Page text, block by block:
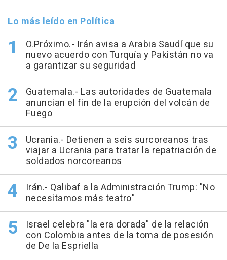
Lo más leído en Política
O.Próximo.- Irán avisa a Arabia Saudí que su
nuevo acuerdo con Turquía y Pakistán no va
a garantizar su seguridad
Guatemala.- Las autoridades de Guatemala
anuncian el fin de la erupción del volcán de
Fuego
Ucrania.- Detienen a seis surcoreanos tras
viajar a Ucrania para tratar la repatriación de
soldados norcoreanos
Irán.- Qalibaf a la Administración Trump: "No
necesitamos más teatro"
Israel celebra "la era dorada" de la relación
con Colombia antes de la toma de posesión
de De la Espriella